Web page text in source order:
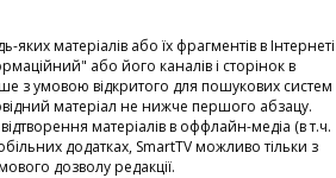
яких матеріалів або їх фрагментів в Інтернеті
або його каналів і сторінок в
з умовою відкритого для пошукових систем
матеріал не нижче першого абзацу.
матеріалів в оффлайн-медіа (в т.ч.
додатках, SmartTV можливо тільки з
дозволу редакції.